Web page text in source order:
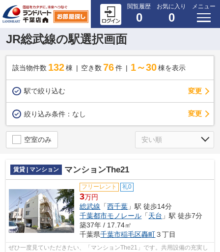
閲覧履歴
0
お気に入り
0
メニュー
JR総武線の駅選択画面
該当物件数 132棟 空き数 76 件 1～30 棟を表示
駅で絞り込む 変更
絞り込み条件： なし 変更
空室のみ
賃貸 | マンション マンションThe21
フリーレント 礼0
3万円
総武線 「西千葉 」駅 徒歩14分
千葉都市モノレール 「天台 」駅 徒歩7分
築37年 / 17.74㎡
千葉県千葉市稲毛区轟町３丁目
ぜひ一度見ていただきたい、「マンションThe21」です。共用設備の充実し